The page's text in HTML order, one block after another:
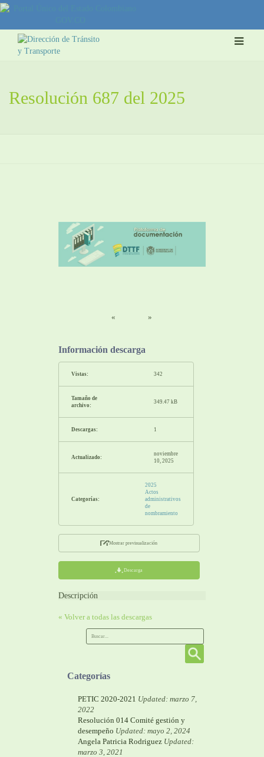
Resolución 687 del 2025
« »
Información descarga
Vistas: 342
Tamaño de
archivo:
349.47 kB
Descargas: 1
Actualizado:
noviembre
10, 2025
Categorías:
2025
Actos
administrativos
de
nombramiento
Mostrar previsualización
Descarga
Descripción
« Volver a todas las descargas
Categorías
PETIC 2020-2021 Updated: marzo 7,
2022
Resolución 014 Comité gestión y
desempeño Updated: mayo 2, 2024
Angela Patricia Rodriguez Updated:
marzo 3, 2021